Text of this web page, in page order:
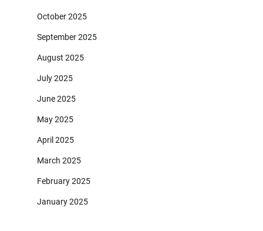
October 2025
September 2025
August 2025
July 2025
June 2025
May 2025
April 2025
March 2025
February 2025
January 2025